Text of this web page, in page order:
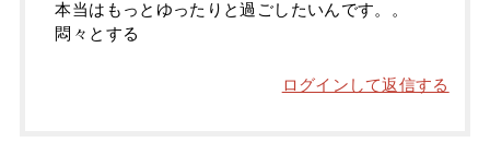
本当はもっとゆったりと過ごしたいんです。。
悶々とする
ログインして返信する